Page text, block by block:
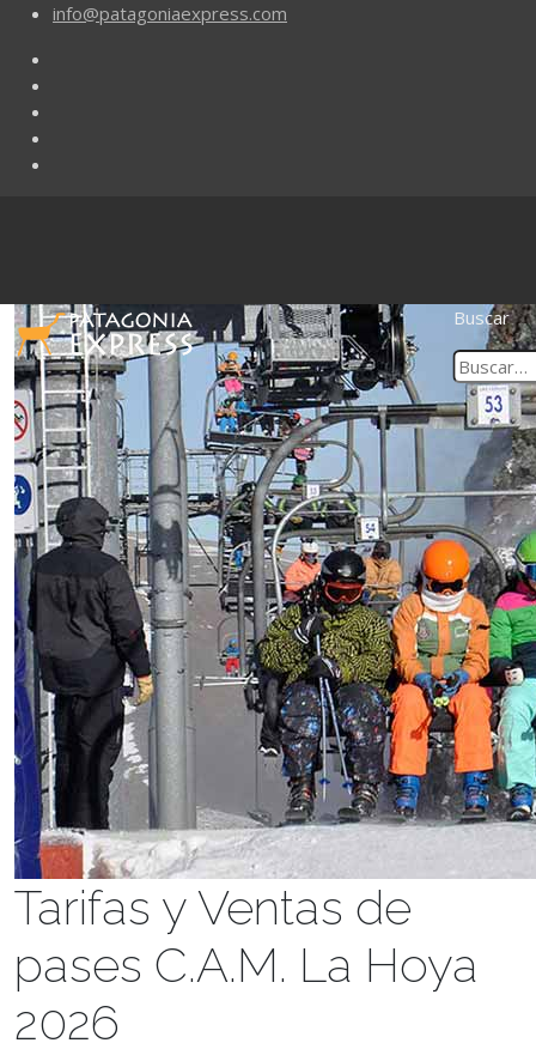
info@patagoniaexpress.com
Buscar
Tarifas y Ventas de
pases C.A.M. La Hoya
2026